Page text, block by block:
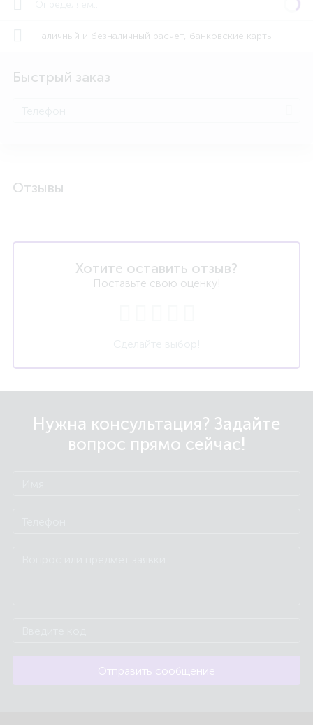
Наличный и безналичный расчет, банковские карты
Быстрый заказ
Отзывы
Хотите оставить отзыв?
Поставьте свою оценку!
Нужна консультация? Задайте
вопрос прямо сейчас!
Отправить сообщение